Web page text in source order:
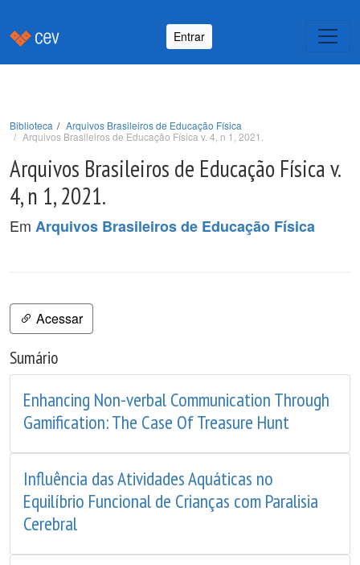
Entrar
Biblioteca
Arquivos Brasileiros de Educação Física
Arquivos Brasileiros de Educação Física v. 4, n 1, 2021.
Arquivos Brasileiros de Educação Física v.
4, n 1, 2021.
Em Arquivos Brasileiros de Educação Física
Acessar
Sumário
Enhancing Non-verbal Communication Through
Gamification: The Case Of Treasure Hunt
Influência das Atividades Aquáticas no
Equilíbrio Funcional de Crianças com Paralisia
Cerebral